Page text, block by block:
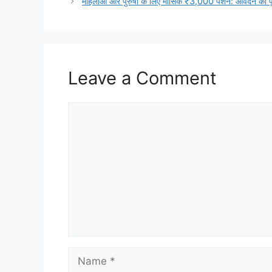
Leave a Comment
Name